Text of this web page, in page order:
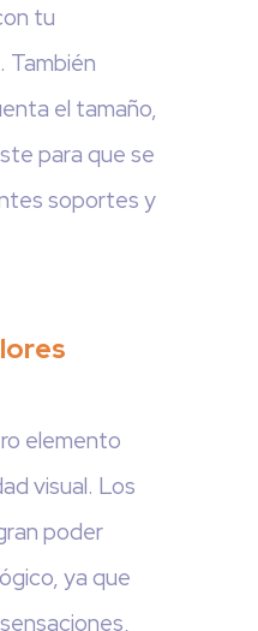
tu
También
el tamaño,
para que se
soportes y
elemento
visual. Los
poder
ya que